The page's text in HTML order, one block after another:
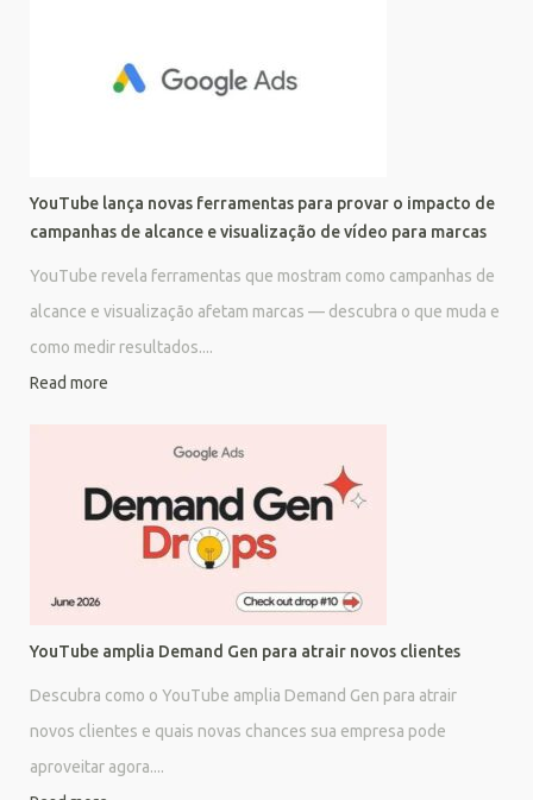
YouTube lança novas ferramentas para provar o impacto de
campanhas de alcance e visualização de vídeo para marcas
YouTube revela ferramentas que mostram como campanhas de
alcance e visualização afetam marcas — descubra o que muda e
como medir resultados....
Read more
YouTube amplia Demand Gen para atrair novos clientes
Descubra como o YouTube amplia Demand Gen para atrair
novos clientes e quais novas chances sua empresa pode
aproveitar agora....